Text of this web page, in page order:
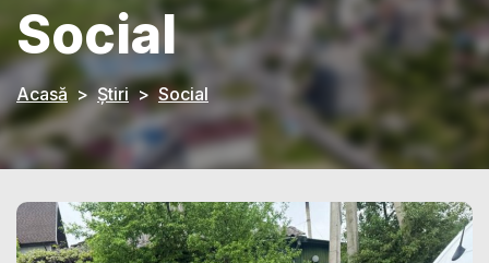
Social
Acasă Știri Social